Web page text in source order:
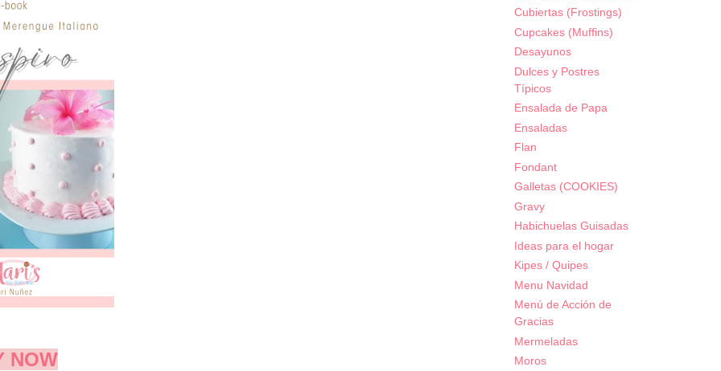
Cubiertas (Frostings)
Cupcakes (Muffins)
Desayunos
Dulces y Postres
Típicos
Ensalada de Papa
Ensaladas
Flan
Fondant
Galletas (COOKIES)
Gravy
Habichuelas Guisadas
Ideas para el hogar
Kipes / Quipes
Menu Navidad
Menú de Acción de
Gracias
Mermeladas
Moros
NOW